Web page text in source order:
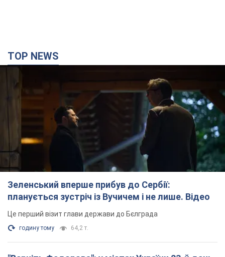
TOP NEWS
Зеленський вперше прибув до Сербії:
планується зустріч із Вучичем і не лише. Відео
Це перший візит глави держави до Бєлграда
годину тому 64,2 т.